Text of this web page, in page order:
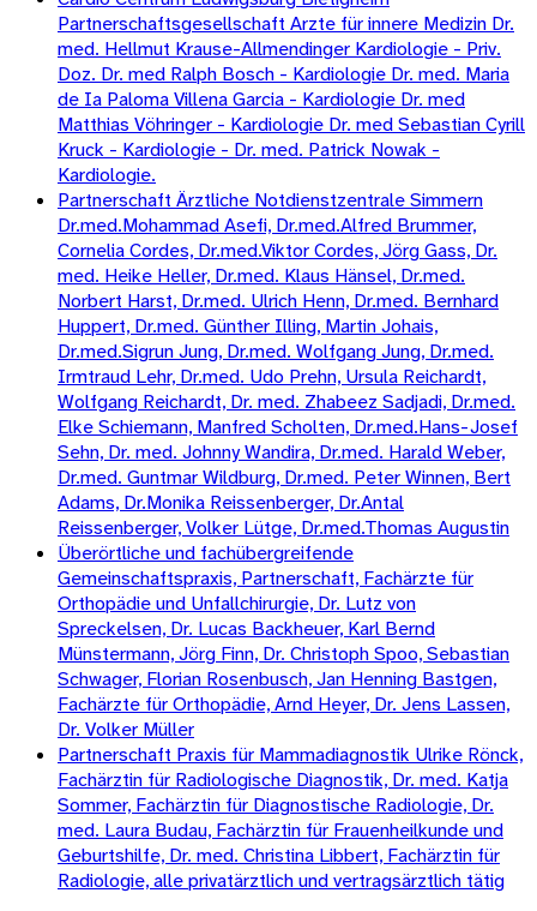
Partnerschaftsgesellschaft Arzte für innere Medizin Dr.
med. Hellmut Krause-Allmendinger Kardiologie - Priv.
Doz. Dr. med Ralph Bosch - Kardiologie Dr. med. Maria
de Ia Paloma Villena Garcia - Kardiologie Dr. med
Matthias Vöhringer - Kardiologie Dr. med Sebastian Cyrill
Kruck - Kardiologie - Dr. med. Patrick Nowak -
Kardiologie.
Partnerschaft Ärztliche Notdienstzentrale Simmern
Dr.med.Mohammad Asefi, Dr.med.Alfred Brummer,
Cornelia Cordes, Dr.med.Viktor Cordes, Jörg Gass, Dr.
med. Heike Heller, Dr.med. Klaus Hänsel, Dr.med.
Norbert Harst, Dr.med. Ulrich Henn, Dr.med. Bernhard
Huppert, Dr.med. Günther Illing, Martin Johais,
Dr.med.Sigrun Jung, Dr.med. Wolfgang Jung, Dr.med.
Irmtraud Lehr, Dr.med. Udo Prehn, Ursula Reichardt,
Wolfgang Reichardt, Dr. med. Zhabeez Sadjadi, Dr.med.
Elke Schiemann, Manfred Scholten, Dr.med.Hans-Josef
Sehn, Dr. med. Johnny Wandira, Dr.med. Harald Weber,
Dr.med. Guntmar Wildburg, Dr.med. Peter Winnen, Bert
Adams, Dr.Monika Reissenberger, Dr.Antal
Reissenberger, Volker Lütge, Dr.med.Thomas Augustin
Überörtliche und fachübergreifende
Gemeinschaftspraxis, Partnerschaft, Fachärzte für
Orthopädie und Unfallchirurgie, Dr. Lutz von
Spreckelsen, Dr. Lucas Backheuer, Karl Bernd
Münstermann, Jörg Finn, Dr. Christoph Spoo, Sebastian
Schwager, Florian Rosenbusch, Jan Henning Bastgen,
Fachärzte für Orthopädie, Arnd Heyer, Dr. Jens Lassen,
Dr. Volker Müller
Partnerschaft Praxis für Mammadiagnostik Ulrike Rönck,
Fachärztin für Radiologische Diagnostik, Dr. med. Katja
Sommer, Fachärztin für Diagnostische Radiologie, Dr.
med. Laura Budau, Fachärztin für Frauenheilkunde und
Geburtshilfe, Dr. med. Christina Libbert, Fachärztin für
Radiologie, alle privatärztlich und vertragsärztlich tätig